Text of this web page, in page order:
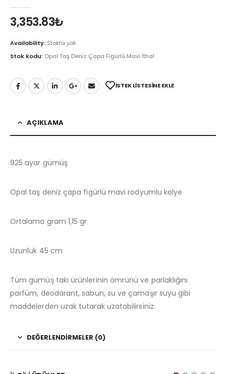
3,353.83₺
Availability: Stokta yok
Stok kodu: Opal Taş Deniz Çapa Figürlü Mavi İthal
İSTEK LISTESINE EKLE
AÇIKLAMA
925 ayar gümüş
Opal taş deniz çapa figürlü mavi rodyumlu kolye
Ortalama gram 1,15 gr
Uzunluk 45 cm
Tüm gümüş takı ürünlerinin ömrünü ve parlaklığını
parfüm, deodarant, sabun, su ve çamaşır suyu gibi
maddelerden uzak tutarak uzatabilirsiniz.
DEĞERLENDIRMELER (0)